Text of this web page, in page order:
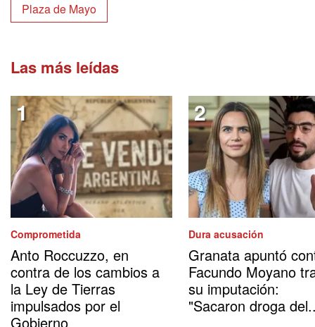
Plaza de Mayo
Las más leídas
Comprometida
Anto Roccuzzo, en
contra de los cambios a
la Ley de Tierras
impulsados por el
Gobierno
Dura acusación
Granata apuntó
Facundo Moyano
su imputación:
"Sacaron droga